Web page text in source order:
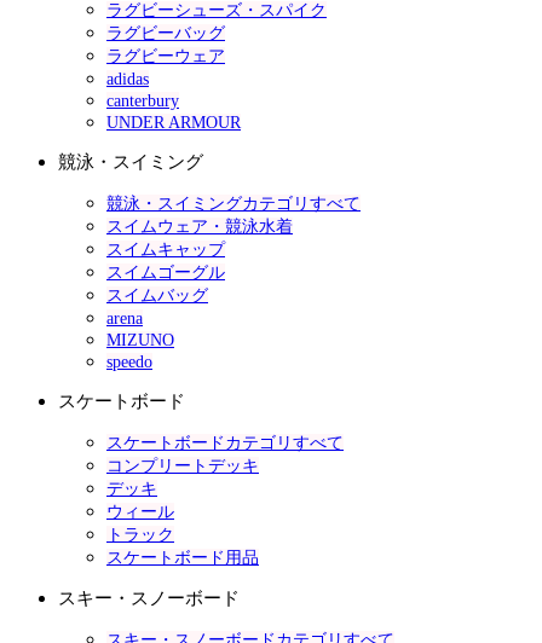
ラグビーシューズ・スパイク
ラグビーバッグ
ラグビーウェア
adidas
canterbury
UNDER ARMOUR
競泳・スイミング
競泳・スイミングカテゴリすべて
スイムウェア・競泳水着
スイムキャップ
スイムゴーグル
スイムバッグ
arena
MIZUNO
speedo
スケートボード
スケートボードカテゴリすべて
コンプリートデッキ
デッキ
ウィール
トラック
スケートボード用品
スキー・スノーボード